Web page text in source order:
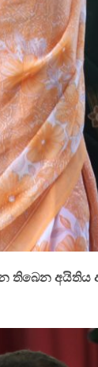
තිබෙන අයිතිය